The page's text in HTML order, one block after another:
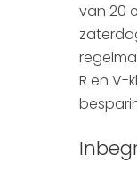
van 20
R en V-